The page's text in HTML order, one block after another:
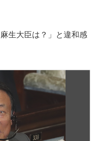
生大臣は？」と違和感